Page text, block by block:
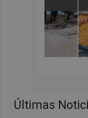
Últimas